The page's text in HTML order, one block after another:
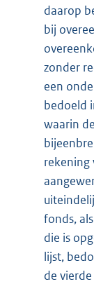
daarop
bij
zonder
een
bedoeld
waarin
rekening
fonds,
die is
lijst,
de